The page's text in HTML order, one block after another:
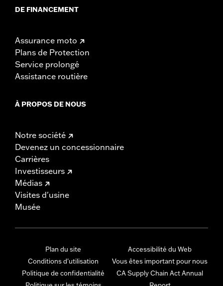
DE FINANCEMENT
Assurance moto
Plans de Protection
Service prolongé
Assistance routière
À PROPOS DE NOUS
Notre société
Devenez un concessionnaire
Carrières
Investisseurs
Médias
Visites d'usine
Musée
Plan du site
Conditions d'utilisation
Politique de confidentialité
Accessibilité du Web
Vous êtes important pour nous
CA Supply Chain Act Annual